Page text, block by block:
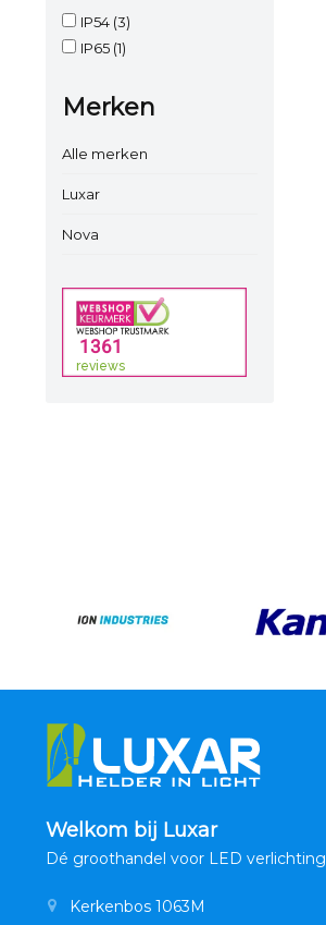
IP54 (3)
IP65 (1)
Merken
Alle merken
Luxar
Nova
Welkom bij Luxar
Dé groothandel voor LED verlichting
Kerkenbos 1063M